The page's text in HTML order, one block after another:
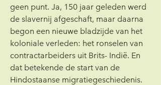
geen punt. Ja, 150 jaar geleden werd
de slavernij afgeschaft, maar daarna
begon een nieuwe bladzijde van het
koloniale verleden: het ronselen van
contractarbeiders uit Brits- Indië. En
dat betekende de start van de
Hindostaanse migratiegeschiedenis.